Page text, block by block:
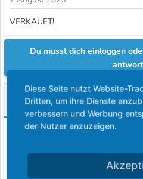
VERKAUFT!
Du musst dich einloggen
Ähnliche Themen
Biete Scorpio GAE /
Der mit dem...
26 Juni 2021
Diese Seite nutzt Website-
Dritten, um ihre Dienste
verbessern und Werbung
der Nutzer anzuzeigen.